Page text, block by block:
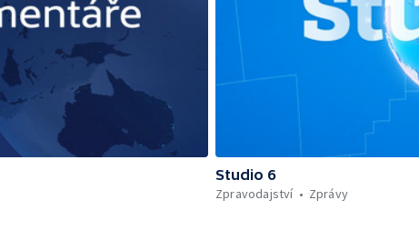
Studio 6
Zpravodajství
Zprávy